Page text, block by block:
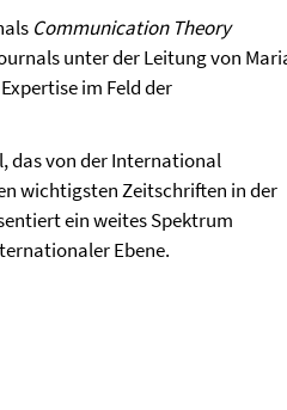
Communication Theory
unter der Leitung von
im Feld der
das von der International
wichtigsten Zeitschriften in der
ein weites Spektrum
Ebene.